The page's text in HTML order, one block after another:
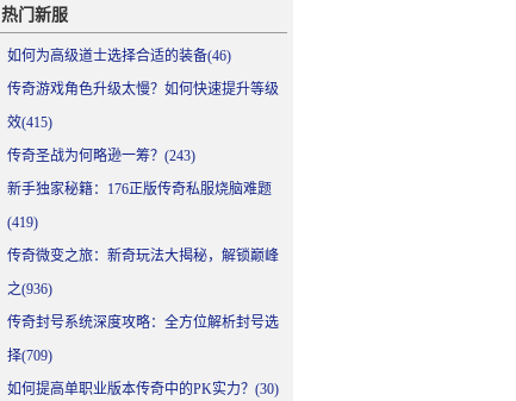
热门新服
如何为高级道士选择合适的装备(46)
传奇游戏角色升级太慢？如何快速提升等级
效(415)
传奇圣战为何略逊一筹？(243)
新手独家秘籍：176正版传奇私服烧脑难题
(419)
传奇微变之旅：新奇玩法大揭秘，解锁巅峰
之(936)
传奇封号系统深度攻略：全方位解析封号选
择(709)
如何提高单职业版本传奇中的PK实力？(30)